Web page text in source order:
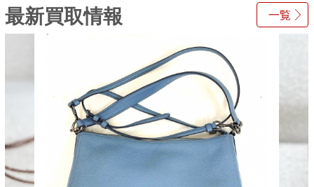
一覧
最新買取情報